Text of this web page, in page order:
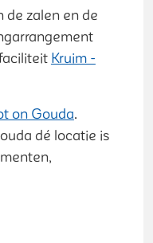
de zalen en de
Kruim -
on Gouda.
dé locatie is